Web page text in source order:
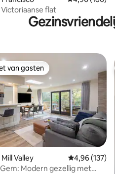
flat
van 4,95 op 5, 202 recensies
van gasten
van gasten
Valley Gemiddelde
4,96 (137)
Gem: Modern gezellig met